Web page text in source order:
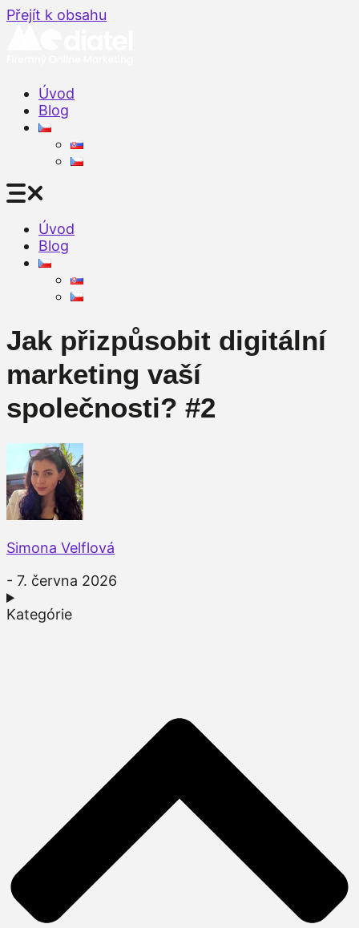
Přejít k obsahu
Úvod
Blog
Úvod
Blog
Jak přizpůsobit digitální
marketing vaší
společnosti? #2
Simona Velflová
- 7. června 2026
Kategórie